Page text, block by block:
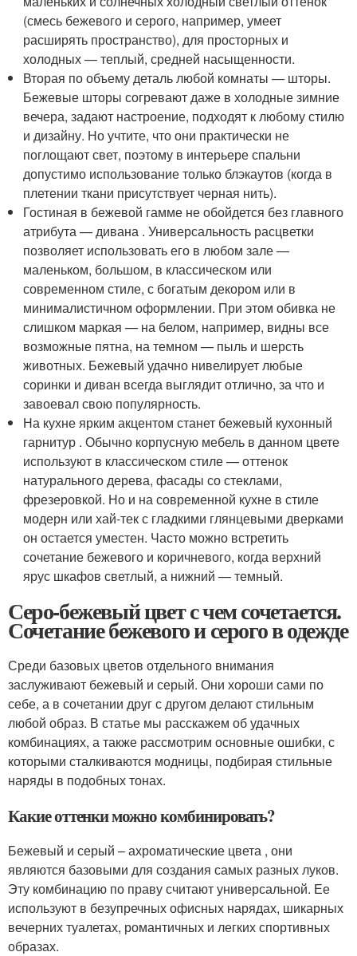
(смесь бежевого и серого, например, умеет
расширять пространство), для просторных и
холодных — теплый, средней насыщенности.
Вторая по объему деталь любой комнаты — шторы.
Бежевые шторы согревают даже в холодные зимние
вечера, задают настроение, подходят к любому стилю
и дизайну. Но учтите, что они практически не
поглощают свет, поэтому в интерьере спальни
допустимо использование только блэкаутов (когда в
плетении ткани присутствует черная нить).
Гостиная в бежевой гамме не обойдется без главного
атрибута — дивана . Универсальность расцветки
позволяет использовать его в любом зале —
маленьком, большом, в классическом или
современном стиле, с богатым декором или в
минималистичном оформлении. При этом обивка не
слишком маркая — на белом, например, видны все
возможные пятна, на темном — пыль и шерсть
животных. Бежевый удачно нивелирует любые
соринки и диван всегда выглядит отлично, за что и
завоевал свою популярность.
На кухне ярким акцентом станет бежевый кухонный
гарнитур . Обычно корпусную мебель в данном цвете
используют в классическом стиле — оттенок
натурального дерева, фасады со стеклами,
фрезеровкой. Но и на современной кухне в стиле
модерн или хай-тек с гладкими глянцевыми дверками
он остается уместен. Часто можно встретить
сочетание бежевого и коричневого, когда верхний
ярус шкафов светлый, а нижний — темный.
Серо-бежевый цвет с чем сочетается.
Сочетание бежевого и серого в одежде
Среди базовых цветов отдельного внимания
заслуживают бежевый и серый. Они хороши сами по
себе, а в сочетании друг с другом делают стильным
любой образ. В статье мы расскажем об удачных
комбинациях, а также рассмотрим основные ошибки, с
которыми сталкиваются модницы, подбирая стильные
наряды в подобных тонах.
Какие оттенки можно комбинировать?
Бежевый и серый – ахроматические цвета , они
являются базовыми для создания самых разных луков.
Эту комбинацию по праву считают универсальной. Ее
используют в безупречных офисных нарядах, шикарных
вечерних туалетах, романтичных и легких спортивных
образах.